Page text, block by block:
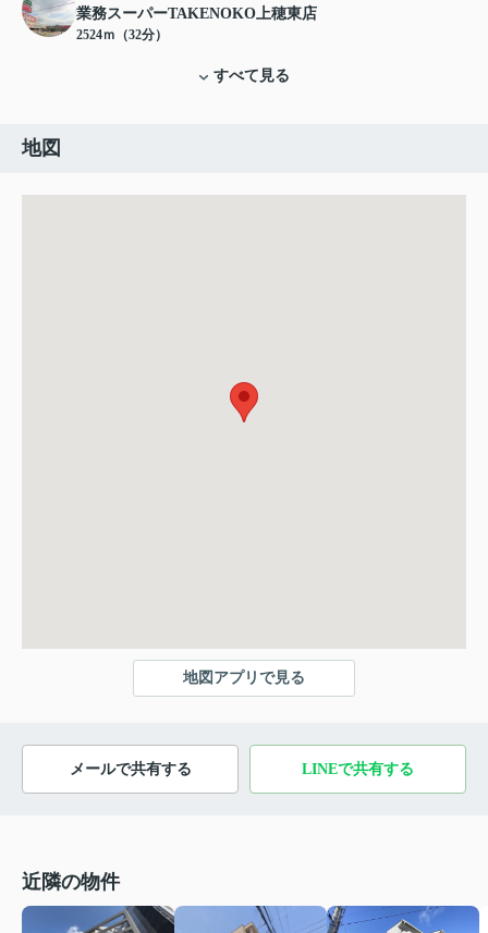
業務スーパーTAKENOKO上穂東店
2524ｍ（32分）
すべて見る
地図
地図アプリで見る
メールで共有する LINEで共有する
近隣の物件